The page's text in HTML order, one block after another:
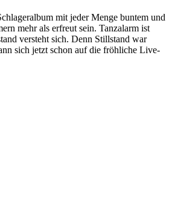
mit jeder Menge buntem und
mehr als erfreut sein. Tanzalarm ist
versteht sich. Denn Stillstand war
sich jetzt schon auf die fröhliche Live-